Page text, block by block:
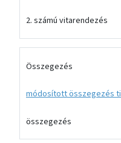
2. számú vitarendezés
Összegezés
módosított összegezés
összegezés